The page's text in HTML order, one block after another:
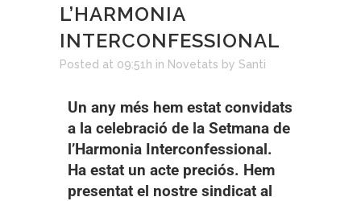
L’HARMONIA
INTERCONFESSIONAL
Posted at 09:51h in Novetats by Santi
Un any més hem estat convidats
a la celebració de la Setmana de
l’Harmonia Interconfessional.
Ha estat un acte preciós. Hem
presentat el nostre sindicat al